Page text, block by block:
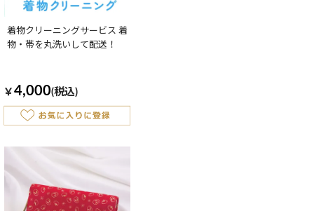
着物クリーニングサービス 着
物・帯を丸洗いして配送！
￥ 4,000(税込)